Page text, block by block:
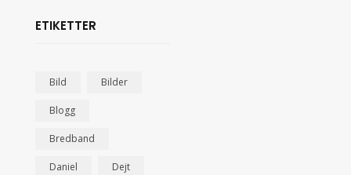
ETIKETTER
Bild Bilder
Blogg
Bredband
Daniel Dejt